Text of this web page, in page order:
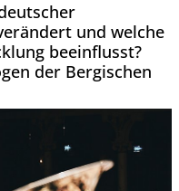
und welche
beeinflusst?
der Bergischen